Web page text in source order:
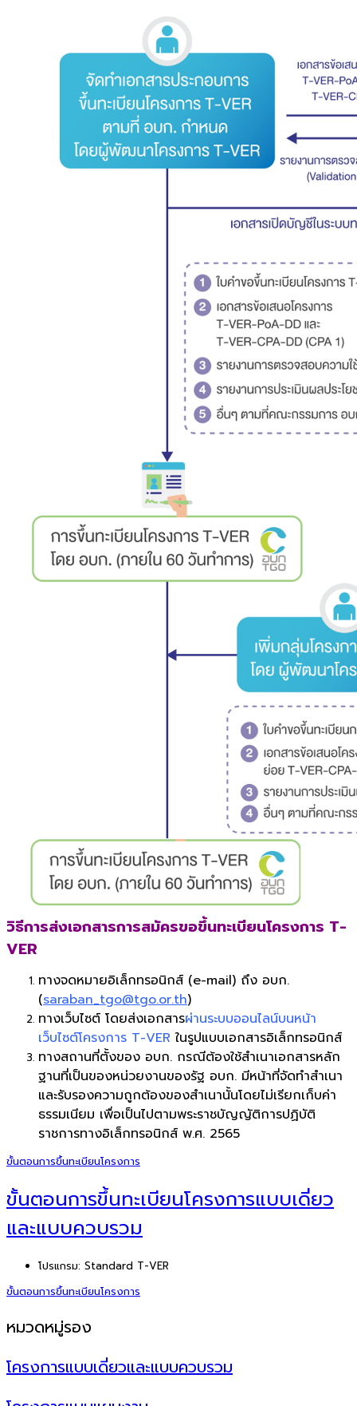
วิธีการส่งเอกสารการสมัครขอขึ้นทะเบียนโครงการ T-
VER
ทางจดหมายอิเล็กทรอนิกส์ (e-mail) ถึง อบก.
(saraban_tgo@tgo.or.th)
ทางเว็บไซต์ โดยส่งเอกสารผ่านระบบออนไลน์บนหน้า
เว็บไซต์โครงการ T-VER ในรูปแบบเอกสารอิเล็กทรอนิกส์
ทางสถานที่ตั้งของ อบก. กรณีต้องใช้สำเนาเอกสารหลัก
ฐานที่เป็นของหน่วยงานของรัฐ อบก. มีหน้าที่จัดทำสำเนา
และรับรองความถูกต้องของสำเนานั้นโดยไม่เรียกเก็บค่า
ธรรมเนียม เพื่อเป็นไปตามพระราชบัญญัติการปฏิบัติ
ราชการทางอิเล็กทรอนิกส์ พ.ศ. 2565
ขั้นตอนการขึ้นทะเบียนโครงการ
ขั้นตอนการขึ้นทะเบียนโครงการแบบเดี่ยว
และแบบควบรวม
โปรแกรม: Standard T-VER
ขั้นตอนการขึ้นทะเบียนโครงการ
หมวดหมู่รอง
โครงการแบบเดี่ยวและแบบควบรวม